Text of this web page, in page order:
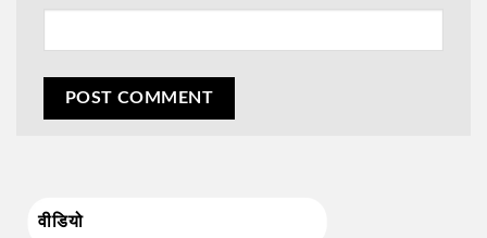
वीडियो